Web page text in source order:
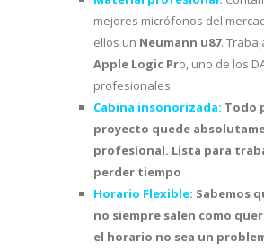
mejores micrófonos del
ellos un Neumann u87.
Apple Logic Pro, uno de los
profesionales
Cabina insonorizada: Todo
proyecto quede
profesional. Lista para
perder tiempo
Horario Flexible: Sabemos
no siempre salen como
el horario no sea un